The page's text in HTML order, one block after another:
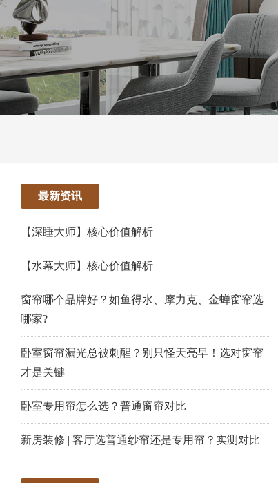
最新资讯
【深睡大师】核心价值解析
【水幕大师】核心价值解析
窗帘哪个品牌好？如鱼得水、摩力克、金蝉窗帘选
哪家?
卧室窗帘漏光总被刺醒？别只怪天亮早！选对窗帘
才是关键
卧室专用帘怎么选？普通窗帘对比
新房装修 | 客厅选普通纱帘还是专用帘？实测对比